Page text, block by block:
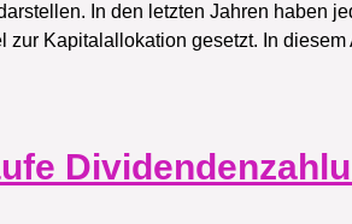
In den letzten Jahren haben
Kapitalallokation gesetzt. In